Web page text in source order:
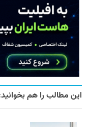
این مطالب را هم